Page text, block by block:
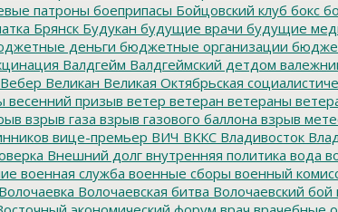
патроны боеприпасы Бойцовский клуб бокс
Брянск Будукан будущие врачи будущие
деньги бюджетные организации
Валдгейм Валдгеймский детдом
Вебер Великан Великая Октябрьская
весенний призыв ветер ветеран ветераны
взрыв газа взрыв газового баллона взрыв
вице-премьер ВИЧ ВККС Владивосток
Внешний долг внутренняя политика вода
военная служба военные сборы военный
Волочаевка Волочаевская битва Волочаевский бой